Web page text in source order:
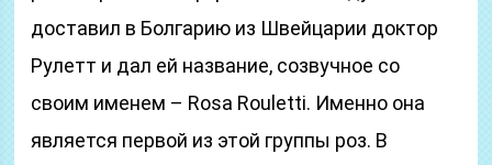
доставил в Болгарию из Швейцарии доктор
Рулетт и дал ей название, созвучное со
своим именем – Rosa Rouletti. Именно она
является первой из этой группы роз. В